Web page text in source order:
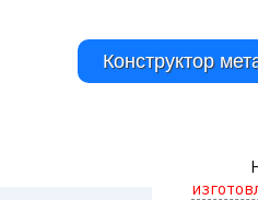
Конструктор